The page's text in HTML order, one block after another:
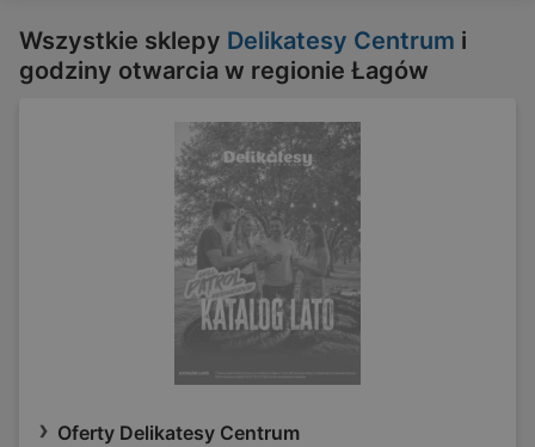
Wszystkie sklepy Delikatesy Centrum i
godziny otwarcia w regionie Łagów
Oferty Delikatesy Centrum